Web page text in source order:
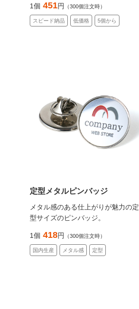
1個 451円 （300個注文時）
スピード納品 低価格 5個から
定型メタルピンバッジ
メタル感のある仕上がりが魅力の定
型サイズのピンバッジ。
1個 418円 （300個注文時）
国内生産 メタル感 定型